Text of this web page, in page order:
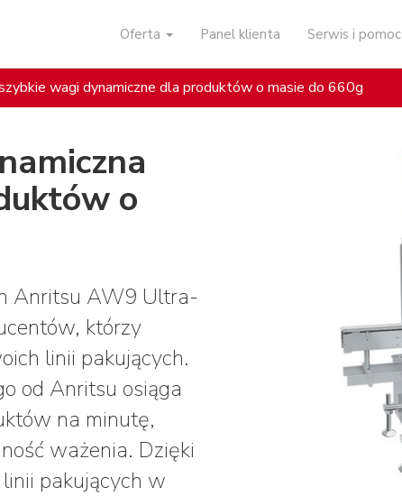
Oferta Panel klienta Serwis i pomoc
wagi dynamiczne dla produktów o masie do 660g
o
Anritsu AW9 Ultra-
którzy
linii pakujących.
od Anritsu osiąga
na minutę,
ważenia. Dzięki
pakujących w